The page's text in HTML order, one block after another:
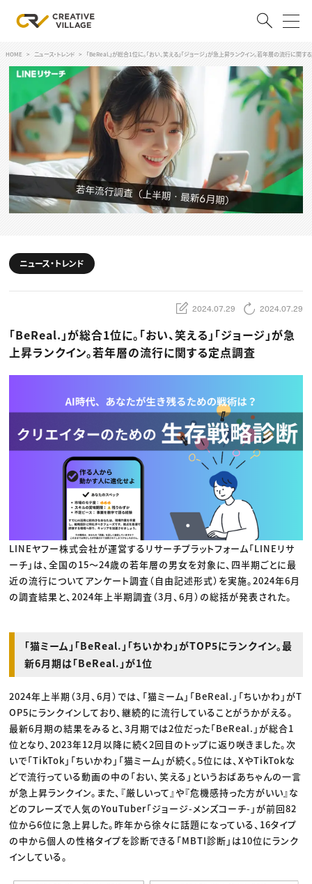
ACCOUNT
ログイン 会員登録
RECRUIT
クリエイター求人を探す
CREATIVE JOB求人検索
特集求人
採用説明会
スキルアップしたい！
デザイン
編集・ライティング
マーケティング
ディレクション
業界解説・キャリア事情
お役立ち基礎知識
TOP Creator’s コラム
Webクリエイター
アプリクリエイター
ゲームクリエイター
映像クリエイター
マーケッター
C＆R Magazine
セミナー
映像
広告
出版
CREATIVE VILLAGEからのお知らせ
プロフェッショナル×つながる×メディア
HOME ニュース・トレンド 「BeReal.」が総合1位に。「おい、笑える」「ジョージ」が急上昇ランクイン。若年層の流行に関す
ニュース・トレンド
2024.07.29 2024.07.29
「BeReal.」が総合1位に。「おい、笑える」「ジョージ」が急
上昇ランクイン。若年層の流行に関する定点調査
LINEヤフー株式会社が運営するリサーチプラットフォーム「LINEリサ
ーチ」は、全国の15〜24歳の若年層の男女を対象に、四半期ごとに最
近の流行についてアンケート調査（自由記述形式）を実施。2024年6月
の調査結果と、2024年上半期調査（3月、6月）の総括が発表された。
「猫ミーム」「BeReal.」「ちいかわ」がTOP5にランクイン。最
新6月期は「BeReal.」が1位
2024年上半期（3月、6月）では、「猫ミーム」「BeReal.」「ちいかわ」がT
OP5にランクインしており、継続的に流行していることがうかがえる。
最新6月期の結果をみると、3月期では2位だった「BeReal.」が総合1
位となり、2023年12月以降に続く2回目のトップに返り咲きました。次
いで「TikTok」「ちいかわ」「猫ミーム」が続く。5位には、XやTikTokな
どで流行っている動画の中の「おい、笑える」というおばあちゃんの一言
が急上昇ランクイン。また、『厳しいって』や『危機感持った方がいい』な
どのフレーズで人気のYouTuber「ジョージ-メンズコーチ-」が前回82
位から6位に急上昇した。昨年から徐々に話題になっている、16タイプ
の中から個人の性格タイプを診断できる「MBTI診断」は10位にランク
インしている。